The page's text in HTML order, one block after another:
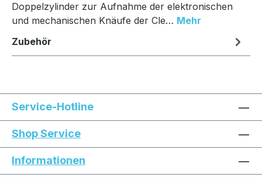
Doppelzylinder zur Aufnahme der elektronischen
und mechanischen Knäufe der Cle… Mehr
Zubehör
Service-Hotline
Shop Service
Informationen